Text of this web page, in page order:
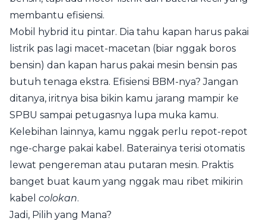
membantu efisiensi.
Mobil hybrid itu pintar. Dia tahu kapan harus pakai
listrik pas lagi macet-macetan (biar nggak boros
bensin) dan kapan harus pakai mesin bensin pas
butuh tenaga ekstra. Efisiensi BBM-nya? Jangan
ditanya, iritnya bisa bikin kamu jarang mampir ke
SPBU sampai petugasnya lupa muka kamu.
Kelebihan lainnya, kamu nggak perlu repot-repot
nge-charge pakai kabel. Baterainya terisi otomatis
lewat pengereman atau putaran mesin. Praktis
banget buat kaum yang nggak mau ribet mikirin
kabel colokan.
Jadi, Pilih yang Mana?